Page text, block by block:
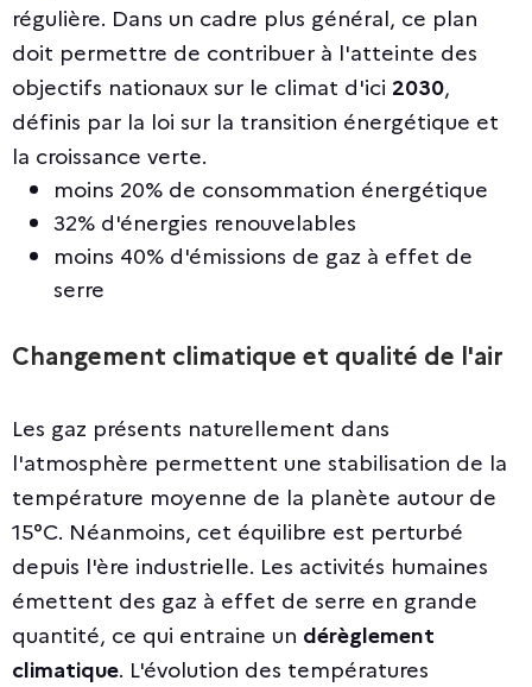
régulière. Dans un cadre plus général, ce plan
doit permettre de contribuer à l'atteinte des
objectifs nationaux sur le climat d'ici 2030,
définis par la loi sur la transition énergétique et
la croissance verte.
moins 20% de consommation énergétique
32% d'énergies renouvelables
moins 40% d'émissions de gaz à effet de
serre
Changement climatique et qualité de l'air
Les gaz présents naturellement dans
l'atmosphère permettent une stabilisation de la
température moyenne de la planète autour de
15°C. Néanmoins, cet équilibre est perturbé
depuis l'ère industrielle. Les activités humaines
émettent des gaz à effet de serre en grande
quantité, ce qui entraine un dérèglement
climatique. L'évolution des températures